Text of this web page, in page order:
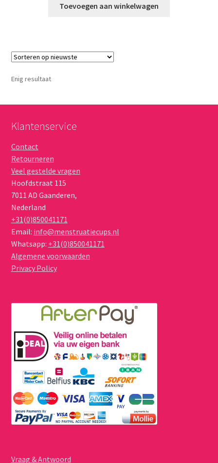
Toevoegen aan winkelwagen
Enig resultaat
Klantenservice
Contact
Retourneren
Veel gestelde vragen
Hoofdstraat 115
7011 AD Gaanderen,
Nederland
+31(0)850041171
Email: info@menstruatiecups.nl
Whatsapp: +31(0)850041171
Algemene voorwaarden
Privacy Policy
Vraag & Antwoord